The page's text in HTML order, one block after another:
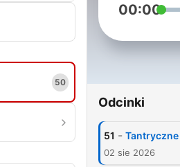
50
00:00
Odcinki
51 -
02 sie 2026